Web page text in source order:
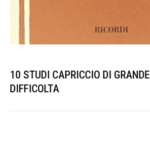
10 STUDI CAPRICCIO DI GRANDE
DIFFICOLTA